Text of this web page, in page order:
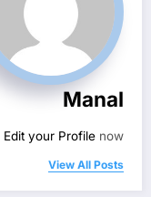
Manal
Edit your Profile now.
View All Posts